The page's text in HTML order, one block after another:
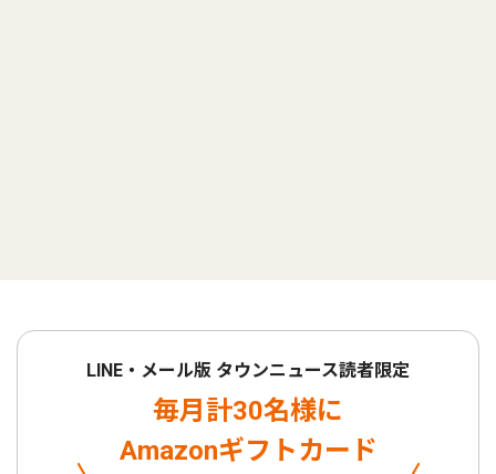
LINE・メール版 タウンニュース読者限定
毎月計30名様に
Amazonギフトカード